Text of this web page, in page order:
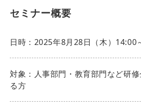
セミナー概要
日時：2025年8月28日（木）14:00
対象：人事部門・教育部門など研
る方